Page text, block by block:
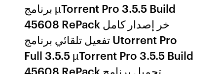
برنامج µTorrent Pro 3.5.5 Build
45608 RePack خر إصدار كامل
تفعيل تلقائي برنامج Utorrent Pro
Full 3.5.5 µTorrent Pro 3.5.5 Build
45608 RePack تحميل برنامج